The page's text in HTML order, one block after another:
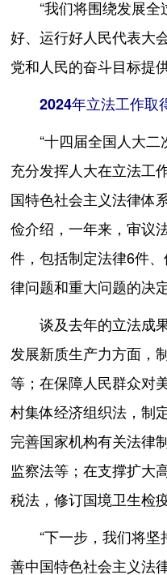
“我们将围绕发展全
好、运行好人民代表大
党和人民的奋斗目标提
2024年立法工作取
“十四届全国人大二
充分发挥人大在立法工
国特色社会主义法律体
俭介绍，一年来，审议
件，包括制定法律6件
律问题和重大问题的决
谈及去年的立法成果
发展新质生产力方面，
等；在保障人民群众对
村集体经济组织法，制
完善国家机构有关法律
监察法等；在支撑扩大
税法，修订国境卫生检
“下一步，我们将坚
善中国特色社会主义法